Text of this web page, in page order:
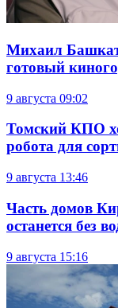
Михаил
готовый
9 августа 09:02
Томский КПО
робота для
9 августа 13:46
Часть домов
останется без
9 августа 15:16